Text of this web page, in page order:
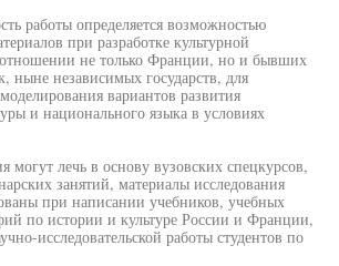
работы определяется возможностью
при разработке культурной
не только Франции, но и бывших
ныне независимых государств, для
вариантов развития
и национального языка в условиях
лечь в основу вузовских спецкурсов,
занятий, материалы исследования
при написании учебников, учебных
по истории и культуре России и Франции,
исследовательской работы студентов по